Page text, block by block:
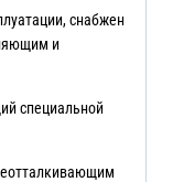
снабжен
и
специальной